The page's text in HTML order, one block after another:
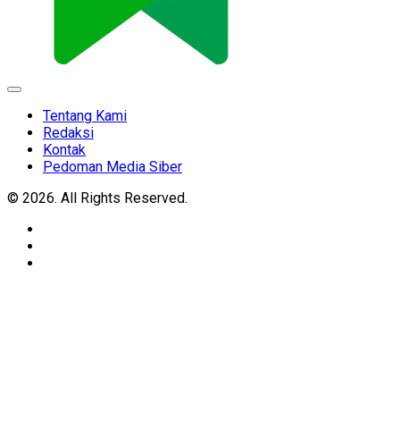
Expand
Tentang Kami
Redaksi
Kontak
Pedoman Media Siber
© 2026. All Rights Reserved.